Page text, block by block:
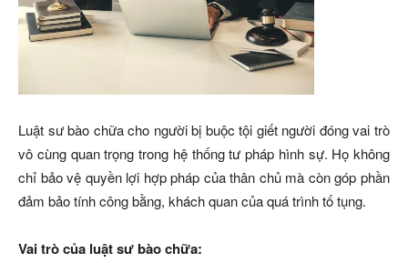
Luật sư bào chữa cho người bị buộc tội giết người đóng vai trò
vô cùng quan trọng trong hệ thống tư pháp hình sự. Họ không
chỉ bảo vệ quyền lợi hợp pháp của thân chủ mà còn góp phần
đảm bảo tính công bằng, khách quan của quá trình tố tụng.
Vai trò của luật sư bào chữa: